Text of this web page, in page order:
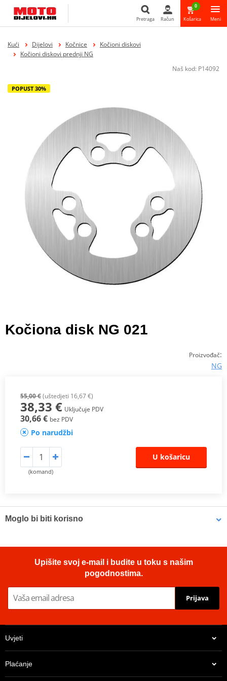
Pretraga Račun
0
Košarica Meni
Kući Dijelovi Kočnice
Kočioni diskovi
Kočioni diskovi prednji NG
Naš kod: P14092
POPUST 30%
Kočiona disk NG 021
Proizvođač:
NG
55,00 €(uštedjeti 16,67 €)
38,33 € Uključuje PDV
30,66 € bez PDV
Po narudžbi
(komand)
U košaricu
Moglo bi biti korisno
ml (ideal for workshops)
Upišite svoj e-mail i budite u toku s našim
pogodnostima.
Prijava
Uvjeti
Plaćanje